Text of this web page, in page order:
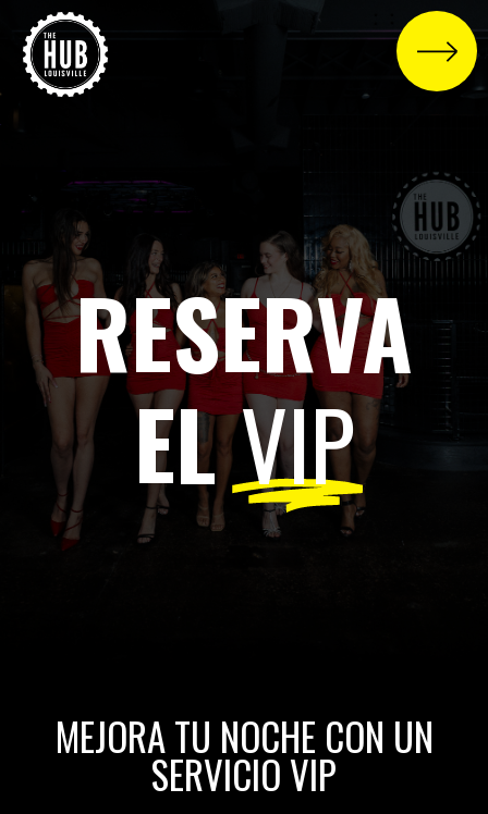
RESERVA
ELVIP
MEJORA TU NOCHE CON UN
SERVICIO VIP